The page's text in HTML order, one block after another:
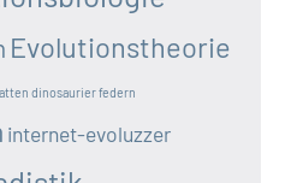
Evolutionstheorie
dinosaurier federn
internet-evoluzzer